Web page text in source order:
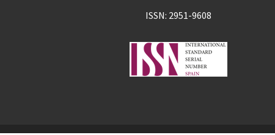
ISSN: 2951-9608